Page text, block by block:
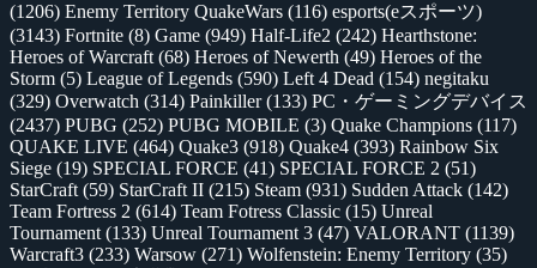
(1206) Enemy Territory QuakeWars (116) esports(eスポーツ)
(3143) Fortnite (8) Game (949) Half-Life2 (242) Hearthstone:
Heroes of Warcraft (68) Heroes of Newerth (49) Heroes of the
Storm (5) League of Legends (590) Left 4 Dead (154) negitaku
(329) Overwatch (314) Painkiller(133) PC・ゲーミングデバイス
(2437) PUBG (252) PUBG MOBILE (3) Quake Champions (117)
QUAKE LIVE (464) Quake3 (918) Quake4 (393) Rainbow Six
Siege (19) SPECIAL FORCE (41) SPECIAL FORCE 2 (51)
StarCraft (59) StarCraft II (215) Steam (931) Sudden Attack (142)
Team Fortress 2 (614) Team Fotress Classic (15) Unreal
Tournament (133) Unreal Tournament 3 (47) VALORANT (1139)
Warcraft3 (233) Warsow (271) Wolfenstein: Enemy Territory (35)